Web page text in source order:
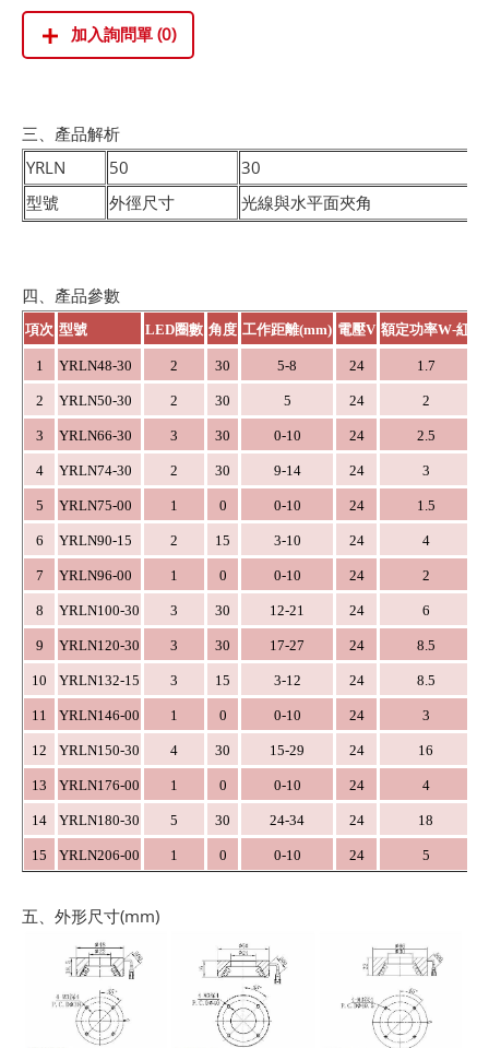
加入詢問單 (0)
三、產品解析
YRLN
50
30
型號
外徑尺寸 光線與水平面夾角
四、產品參數
項次 型號 LED圈數 角度 工作距離(mm) 電壓V 額定功率W-紅
1 YRLN48-30 2 30 5-8 24 1.7
2 YRLN50-30 2 30 5 24 2
3 YRLN66-30 3 30 0-10 24 2.5
4 YRLN74-30 2 30 9-14 24 3
5 YRLN75-00 1 0 0-10 24 1.5
6 YRLN90-15 2 15 3-10 24 4
7 YRLN96-00 1 0 0-10 24 2
8 YRLN100-30 3 30 12-21 24 6
9 YRLN120-30 3 30 17-27 24 8.5
10 YRLN132-15 3 15 3-12 24 8.5
11 YRLN146-00 1 0 0-10 24 3
12 YRLN150-30 4 30 15-29 24 16
13 YRLN176-00 1 0 0-10 24 4
14 YRLN180-30 5 30 24-34 24 18
15 YRLN206-00 1 0 0-10 24 5
五、外形尺寸(mm)